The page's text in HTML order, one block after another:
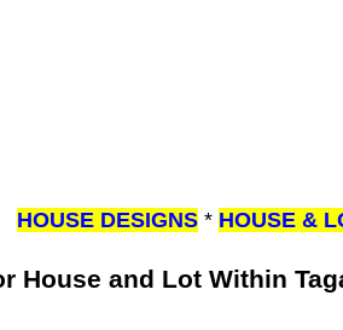
HOUSE DESIGNS * HOUSE &
House and Lot Within